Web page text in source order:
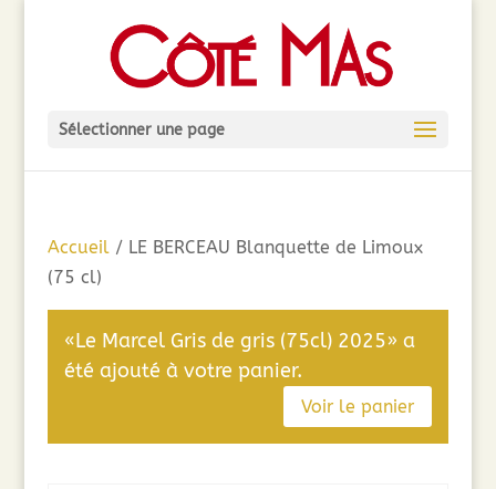
Sélectionner une page
Accueil/ LE BERCEAU Blanquette de Limoux
(75 cl)
«Le Marcel Gris de gris (75cl) 2025» a
été ajouté à votre panier.
Voir le panier